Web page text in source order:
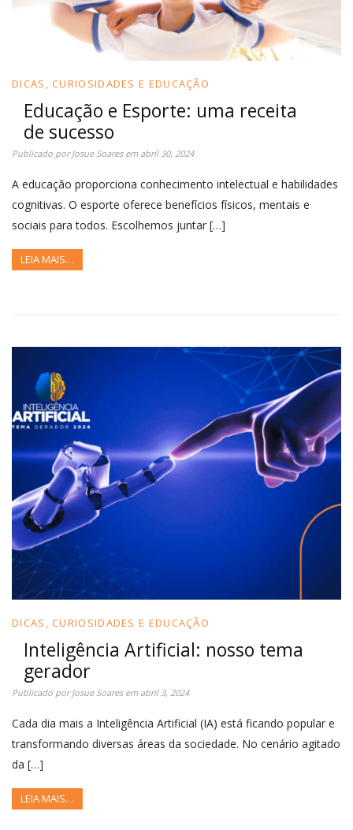
DICAS, CURIOSIDADES E EDUCAÇÃO
Educação e Esporte: uma receita
de sucesso
Publicado porJosue Soaresem abril 30, 2024
A educação proporciona conhecimento intelectual e habilidades
cognitivas. O esporte oferece benefícios físicos, mentais e
sociais para todos. Escolhemos juntar […]
LEIA MAIS…
DICAS, CURIOSIDADES E EDUCAÇÃO
Inteligência Artificial: nosso tema
gerador
Publicado porJosue Soaresem abril 3, 2024
Cada dia mais a Inteligência Artificial (IA) está ficando popular e
transformando diversas áreas da sociedade. No cenário agitado
da […]
LEIA MAIS…